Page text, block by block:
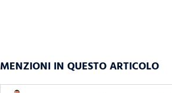
MENZIONI IN QUESTO ARTICOLO